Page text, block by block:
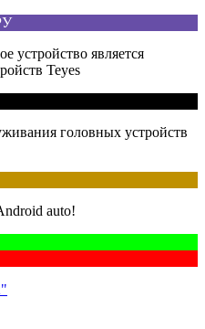
устройство является
Teyes
головных устройств
auto!